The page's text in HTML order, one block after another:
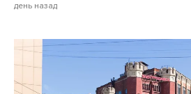
день назад